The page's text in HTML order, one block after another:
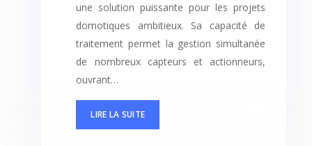
une solution puissante pour les projets
domotiques ambitieux. Sa capacité de
traitement permet la gestion simultanée
de nombreux capteurs et actionneurs,
ouvrant…
LIRE LA SUITE